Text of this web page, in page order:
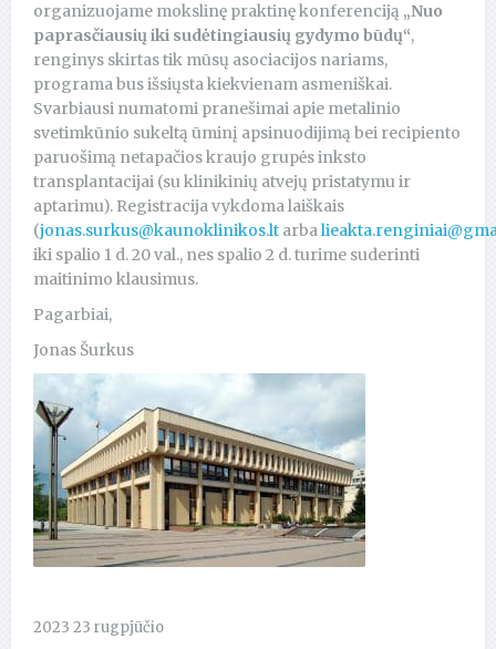
organizuojame mokslinę praktinę konferenciją „Nuo
paprasčiausių iki sudėtingiausių gydymo būdų“,
renginys skirtas tik mūsų asociacijos nariams,
programa bus išsiųsta kiekvienam asmeniškai.
Svarbiausi numatomi pranešimai apie metalinio
svetimkūnio sukeltą ūminį apsinuodijimą bei recipiento
paruošimą netapačios kraujo grupės inksto
transplantacijai (su klinikinių atvejų pristatymu ir
aptarimu). Registracija vykdoma laiškais
(jonas.surkus@kaunoklinikos.lt arba
iki spalio 1 d. 20 val., nes spalio 2 d. turime suderinti
maitinimo klausimus.
Pagarbiai,
Jonas Šurkus
2023 23 rugpjūčio